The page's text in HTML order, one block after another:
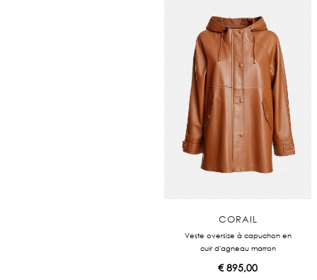
CORAIL
Veste oversize à capuchon en
cuir d'agneau marron
€895,00